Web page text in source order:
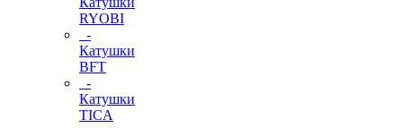
RYOBI
-
Катушки
BFT
-
Катушки
TICA